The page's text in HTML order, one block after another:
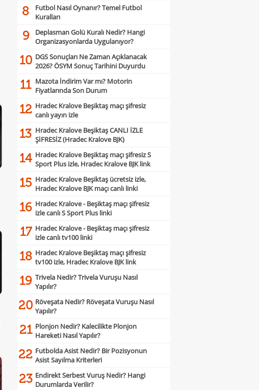
8
Futbol Nasıl Oynanır? Temel Futbol
Kuralları
9
Deplasman Golü Kuralı Nedir? Hangi
Organizasyonlarda Uygulanıyor?
10 DGS Sonuçları Ne Zaman Açıklanacak
2026? ÖSYM Sonuç Tarihini Duyurdu
11 Mazota İndirim Var mı? Motorin
Fiyatlarında Son Durum
12 Hradec Kralove Beşiktaş maçı şifresiz
canlı yayın izle
13 Hradec Kralove Beşiktaş CANLI İZLE
ŞİFRESİZ (Hradec Kralove BJK)
14 Hradec Kralove Beşiktaş maçı şifresiz S
Sport Plus izle, Hradec Kralove BJK link
15 Hradec Kralove Beşiktaş ücretsiz izle,
Hradec Kralove BJK maçı canlı linki
16 Hradec Kralove - Beşiktaş maçı şifresiz
izle canlı S Sport Plus linki
17 Hradec Kralove - Beşiktaş maçı şifresiz
izle canlı tv100 linki
18 Hradec Kralove Beşiktaş maçı şifresiz
tv100 izle, Hradec Kralove BJK link
19 Trivela Nedir? Trivela Vuruşu Nasıl
Yapılır?
20 Röveşata Nedir? Röveşata Vuruşu Nasıl
Yapılır?
21 Plonjon Nedir? Kalecilikte Plonjon
Hareketi Nasıl Yapılır?
22 Futbolda Asist Nedir? Bir Pozisyonun
Asist Sayılma Kriterleri
23 Endirekt Serbest Vuruş Nedir? Hangi
Durumlarda Verilir?